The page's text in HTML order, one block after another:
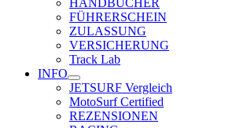
HANDBÜCHER
FÜHRERSCHEIN
ZULASSUNG
VERSICHERUNG
Track Lab
INFO
JETSURF Vergleich
MotoSurf Certified
REZENSIONEN